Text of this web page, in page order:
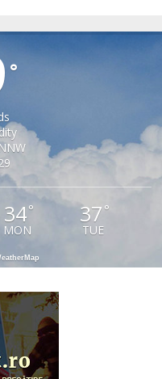
°
34°
MON
37 °
TUE